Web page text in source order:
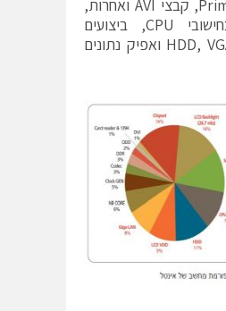
Prime95, MPEG-2, קבצי AVI ואחרות,
שמתמקדות בחישובי CPU, ביצועים
גרפיים, ניצול HDD, VGA ואפיק נתונים